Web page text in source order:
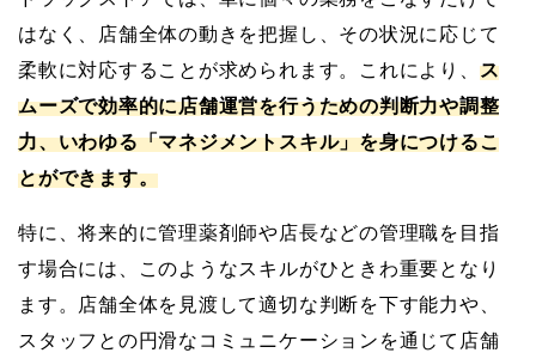
はなく、店舗全体の動きを把握し、その状況に応じて
柔軟に対応することが求められます。これにより、 ス
ムーズで効率的に店舗運営を行うための判断力や調整
力、いわゆる「マネジメントスキル」を身につけるこ
とができます。
特に、将来的に管理薬剤師や店長などの管理職を目指
す場合には、このようなスキルがひときわ重要となり
ます。店舗全体を見渡して適切な判断を下す能力や、
スタッフとの円滑なコミュニケーションを通じて店舗